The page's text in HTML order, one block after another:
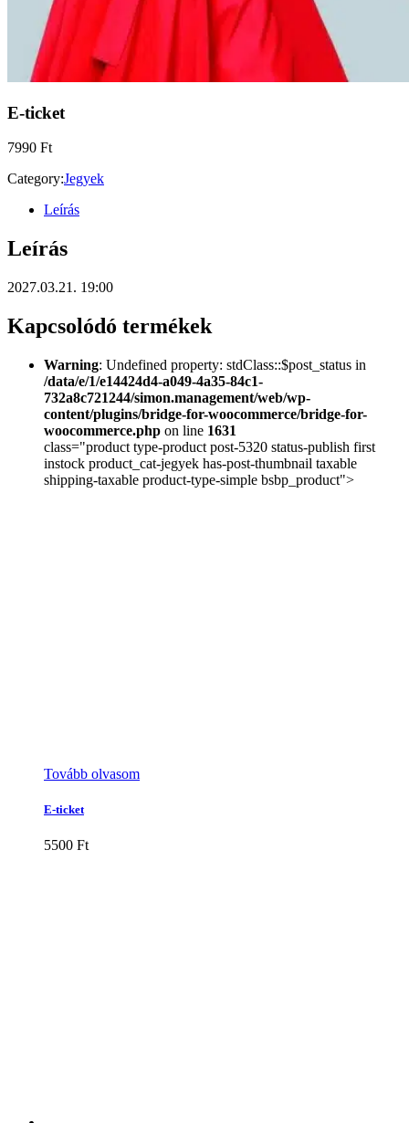
E-ticket
7990 Ft
Category:Jegyek
Leírás
Leírás
2027.03.21. 19:00
Kapcsolódó termékek
Warning: Undefined property: stdClass::$post_status in
/data/e/1/e14424d4-a049-4a35-84c1-
732a8c721244/simon.management/web/wp-
content/plugins/bridge-for-woocommerce/bridge-for-
woocommerce.php on line 1631
class="product type-product post-5320 status-publish first
instock product_cat-jegyek has-post-thumbnail taxable
shipping-taxable product-type-simple bsbp_product">
Tovább olvasom
E-ticket
5500 Ft